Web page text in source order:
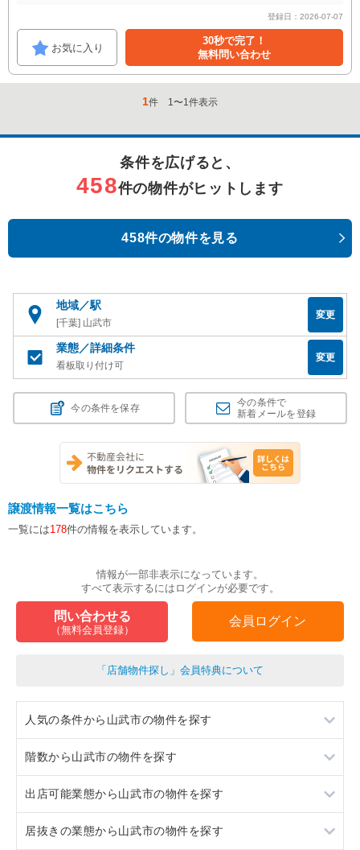
登録日：2026-07-07
お気に入り
30秒で完了！
無料問い合わせ
1件 1〜1件表示
条件を広げると、
458件の物件がヒットします
458件の物件を見る
地域／駅
[千葉] 山武市
変更
業態／詳細条件
看板取り付け可
変更
今の条件を保存
今の条件で
新着メールを登録
譲渡情報一覧はこちら
一覧には178件の情報を表示しています。
情報が一部非表示になっています。
すべて表示するにはログインが必要です。
問い合わせる
（無料会員登録）
会員ログイン
「店舗物件探し」会員特典について
人気の条件から山武市の物件を探す
居抜き
ロードサイド物件
駐車場あり
階数から山武市の物件を探す
1階
出店可能業態から山武市の物件を探す
重飲食
居抜きの業態から山武市の物件を探す